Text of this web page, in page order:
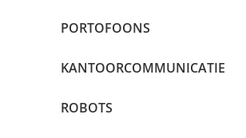
PORTOFOONS
KANTOORCOMMUNICATIE
ROBOTS